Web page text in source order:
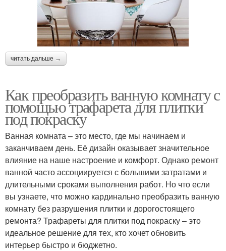
читать дальше →
Как преобразить ванную комнату с
помощью трафарета для плитки
под покраску
Ванная комната – это место, где мы начинаем и
заканчиваем день. Её дизайн оказывает значительное
влияние на наше настроение и комфорт. Однако ремонт
ванной часто ассоциируется с большими затратами и
длительными сроками выполнения работ. Но что если
вы узнаете, что можно кардинально преобразить ванную
комнату без разрушения плитки и дорогостоящего
ремонта? Трафареты для плитки под покраску – это
идеальное решение для тех, кто хочет обновить
интерьер быстро и бюджетно.